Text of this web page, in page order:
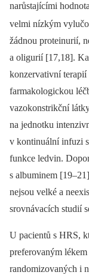
narůstajícími
velmi nízkým
žádnou proteinurií,
a oligurií [17,18].
konzervativní terapií
farmakologickou
vazokonstrikční
na jednotku
v kontinuální infuzi
funkce ledvin.
s albuminem
nejsou velké a
srovnávacích studií
U pacientů s HRS,
preferovaným
randomizovaných i